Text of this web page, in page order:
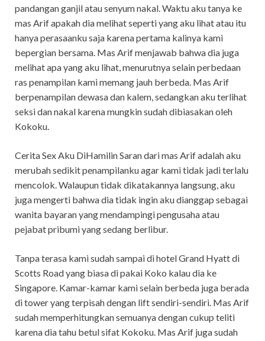
pandangan ganjil atau senyum nakal. Waktu aku tanya ke
mas Arif apakah dia melihat seperti yang aku lihat atau itu
hanya perasaanku saja karena pertama kalinya kami
bepergian bersama. Mas Arif menjawab bahwa dia juga
melihat apa yang aku lihat, menurutnya selain perbedaan
ras penampilan kami memang jauh berbeda. Mas Arif
berpenampilan dewasa dan kalem, sedangkan aku terlihat
seksi dan nakal karena mungkin sudah dibiasakan oleh
Kokoku.
Cerita Sex Aku DiHamilin Saran dari mas Arif adalah aku
merubah sedikit penampilanku agar kami tidak jadi terlalu
mencolok. Walaupun tidak dikatakannya langsung, aku
juga mengerti bahwa dia tidak ingin aku dianggap sebagai
wanita bayaran yang mendampingi pengusaha atau
pejabat pribumi yang sedang berlibur.
Tanpa terasa kami sudah sampai di hotel Grand Hyatt di
Scotts Road yang biasa di pakai Koko kalau dia ke
Singapore. Kamar-kamar kami selain berbeda juga berada
di tower yang terpisah dengan lift sendiri-sendiri. Mas Arif
sudah memperhitungkan semuanya dengan cukup teliti
karena dia tahu betul sifat Kokoku. Mas Arif juga sudah